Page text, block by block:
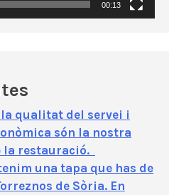
00:13
la qualitat del servei i
són la nostra
la restauració.
tenim una tapa que has de
de Sòria. En